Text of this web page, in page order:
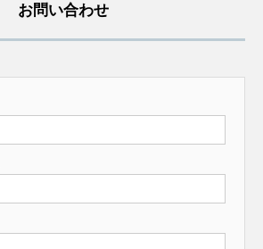
お問い合わせ